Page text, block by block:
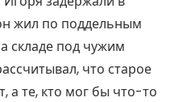
жил по поддельным
складе под чужим
что старое
а те, кто мог бы что-то